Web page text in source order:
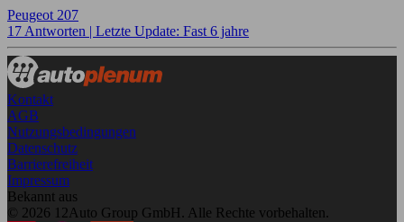
Peugeot 207
17 Antworten | Letzte Update: Fast 6 jahre
Kontakt
AGB
Nutzungsbedingungen
Datenschutz
Barrierefreiheit
Impressum
Bekannt aus
© 2026 12Auto Group GmbH. Alle Rechte vorbehalten.